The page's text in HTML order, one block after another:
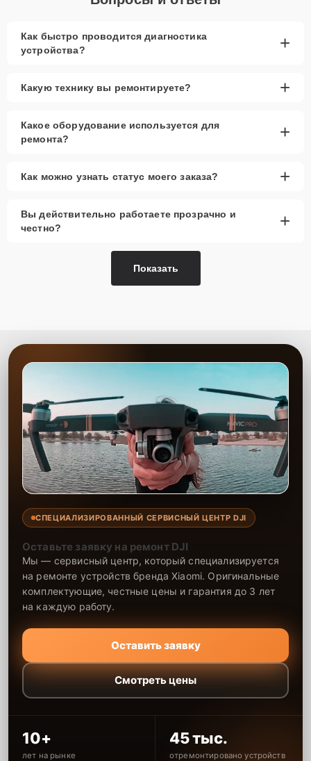
Как быстро проводится диагностика
устройства?
+
Какую технику вы ремонтируете? +
Какое оборудование используется для
ремонта?
+
Как можно узнать статус моего заказа? +
Вы действительно работаете прозрачно и
честно?
+
Показать
СПЕЦИАЛИЗИРОВАННЫЙ СЕРВИСНЫЙ ЦЕНТР DJI
Оставьте заявку на ремонт DJI
Мы — сервисный центр, который специализируется
на ремонте устройств бренда Xiaomi. Оригинальные
комплектующие, честные цены и гарантия до 3 лет
на каждую работу.
Оставить заявку
Смотреть цены
10+
лет на рынке
45 тыс.
отремонтировано устройств